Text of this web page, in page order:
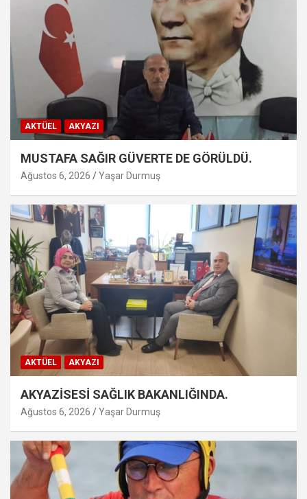
AKTÜEL AKYAZI
MUSTAFA SAĞIR GÜVERTE DE GÖRÜLDÜ.
Ağustos 6, 2026 Yaşar Durmuş
AKTÜEL AKYAZI
AKYAZİSESİ SAĞLIK BAKANLIĞINDA.
Ağustos 6, 2026 Yaşar Durmuş